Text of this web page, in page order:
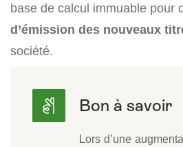
base de calcul immuable pour
d’émission des nouveaux
société.
Lors d’une